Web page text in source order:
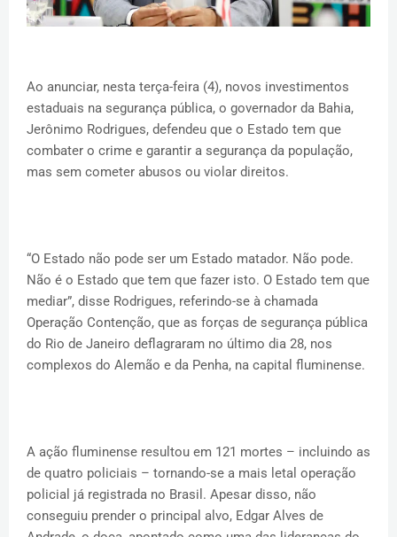
Ao anunciar, nesta terça-feira (4), novos investimentos
estaduais na segurança pública, o governador da Bahia,
Jerônimo Rodrigues, defendeu que o Estado tem que
combater o crime e garantir a segurança da população,
mas sem cometer abusos ou violar direitos.
“O Estado não pode ser um Estado matador. Não pode.
Não é o Estado que tem que fazer isto. O Estado tem que
mediar”, disse Rodrigues, referindo-se à chamada
Operação Contenção, que as forças de segurança pública
do Rio de Janeiro deflagraram no último dia 28, nos
complexos do Alemão e da Penha, na capital fluminense.
A ação fluminense resultou em 121 mortes – incluindo as
de quatro policiais – tornando-se a mais letal operação
policial já registrada no Brasil. Apesar disso, não
conseguiu prender o principal alvo, Edgar Alves de